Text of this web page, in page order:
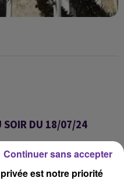
SOIR DU 18/07/24
est notre priorité
Continuer sans accepter